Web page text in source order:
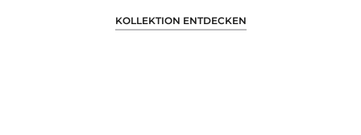
KOLLEKTION ENTDECKEN